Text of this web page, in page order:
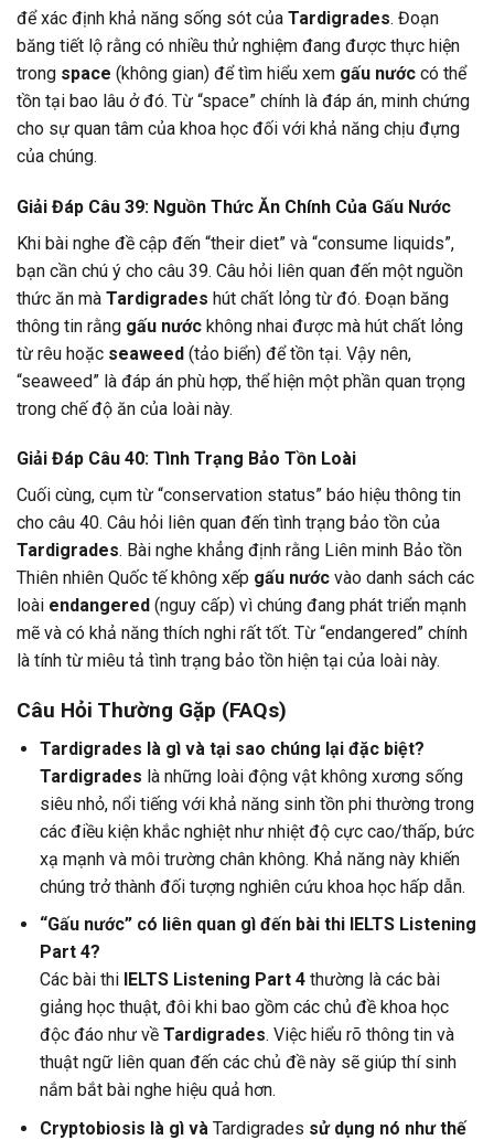
để xác định khả năng sống sót của Tardigrades. Đoạn
băng tiết lộ rằng có nhiều thử nghiệm đang được thực hiện
trong space (không gian) để tìm hiểu xem gấu nước có thể
tồn tại bao lâu ở đó. Từ “space” chính là đáp án, minh chứng
cho sự quan tâm của khoa học đối với khả năng chịu đựng
của chúng.
Giải Đáp Câu 39: Nguồn Thức Ăn Chính Của Gấu Nước
Khi bài nghe đề cập đến “their diet” và “consume liquids”,
bạn cần chú ý cho câu 39. Câu hỏi liên quan đến một nguồn
thức ăn mà Tardigrades hút chất lỏng từ đó. Đoạn băng
thông tin rằng gấu nước không nhai được mà hút chất lỏng
từ rêu hoặc seaweed (tảo biển) để tồn tại. Vậy nên,
“seaweed” là đáp án phù hợp, thể hiện một phần quan trọng
trong chế độ ăn của loài này.
Giải Đáp Câu 40: Tình Trạng Bảo Tồn Loài
Cuối cùng, cụm từ “conservation status” báo hiệu thông tin
cho câu 40. Câu hỏi liên quan đến tình trạng bảo tồn của
Tardigrades. Bài nghe khẳng định rằng Liên minh Bảo tồn
Thiên nhiên Quốc tế không xếp gấu nước vào danh sách các
loài endangered (nguy cấp) vì chúng đang phát triển mạnh
mẽ và có khả năng thích nghi rất tốt. Từ “endangered” chính
là tính từ miêu tả tình trạng bảo tồn hiện tại của loài này.
Câu Hỏi Thường Gặp (FAQs)
Tardigrades là gì và tại sao chúng lại đặc biệt?
Tardigrades là những loài động vật không xương sống
siêu nhỏ, nổi tiếng với khả năng sinh tồn phi thường trong
các điều kiện khắc nghiệt như nhiệt độ cực cao/thấp, bức
xạ mạnh và môi trường chân không. Khả năng này khiến
chúng trở thành đối tượng nghiên cứu khoa học hấp dẫn.
“Gấu nước” có liên quan gì đến bài thi IELTS Listening
Part 4?
Các bài thi IELTS Listening Part 4thường là các bài
giảng học thuật, đôi khi bao gồm các chủ đề khoa học
độc đáo như về Tardigrades. Việc hiểu rõ thông tin và
thuật ngữ liên quan đến các chủ đề này sẽ giúp thí sinh
nắm bắt bài nghe hiệu quả hơn.
Cryptobiosis là gì và Tardigrades sử dụng nó như thế